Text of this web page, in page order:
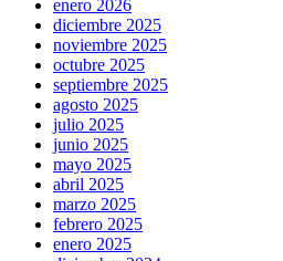
enero 2026
diciembre 2025
noviembre 2025
octubre 2025
septiembre 2025
agosto 2025
julio 2025
junio 2025
mayo 2025
abril 2025
marzo 2025
febrero 2025
enero 2025